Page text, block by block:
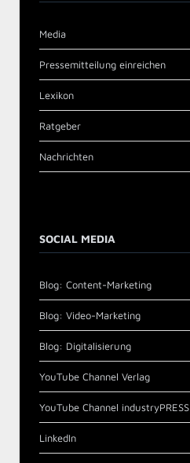
Media
Pressemitteilung einreichen
Lexikon
Ratgeber
Nachrichten
SOCIAL MEDIA
Blog: Content-Marketing
Blog: Video-Marketing
Blog: Digitalisierung
YouTube Channel Verlag
YouTube Channel industryPRESS
LinkedIn